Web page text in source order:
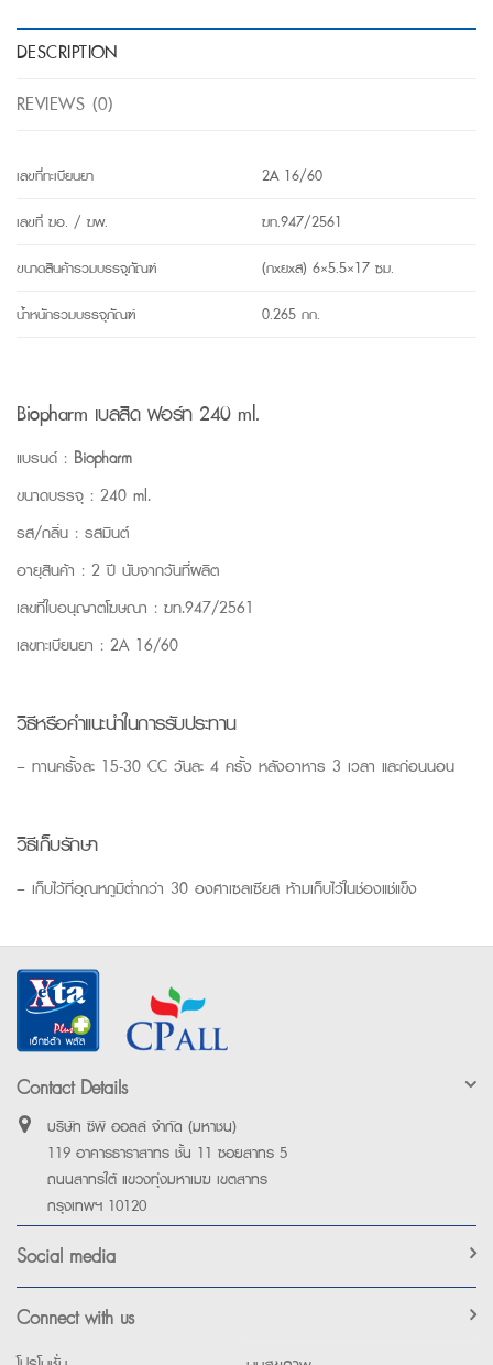
DESCRIPTION
REVIEWS (0)
เลขที่ทะเบียนยา
2A 16/60
เลขที่ ฆอ. / ฆพ.
ฆท.947/2561
ขนาดสินค้ารวมบรรจุภัณฑ์
(กxยxส) 6×5.5×17 ซม.
น้ำหนักรวมบรรจุภัณฑ์
0.265 กก.
Biopharm เบลสิด ฟอร์ท 240 ml.
แบรนด์ : Biopharm
ขนาดบรรจุ : 240 ml.
รส/กลิ่น : รสมินต์
อายุสินค้า : 2 ปี นับจากวันที่ผลิต
เลขที่ใบอนุญาตโฆษณา : ฆท.947/2561
เลขทะเบียนยา : 2A 16/60
วิธีหรือคำแนะนำในการรับประทาน
– ทานครั้งละ 15-30 CC วันละ 4 ครั้ง หลังอาหาร 3 เวลา และก่อนนอน
วิธีเก็บรักษา
– เก็บไว้ที่อุณหภูมิต่ำกว่า 30 องศาเซลเซียส ห้ามเก็บไว้ในช่องแช่แข็ง
Contact Details
บริษัท ซีพี ออลล์ จำกัด (มหาชน)
119 อาคารธาราสาทร ชั้น 11 ซอยสาทร 5
ถนนสาทรใต้ แขวงทุ่งมหาเมฆ เขตสาทร
กรุงเทพฯ 10120
Social media
Connect with us